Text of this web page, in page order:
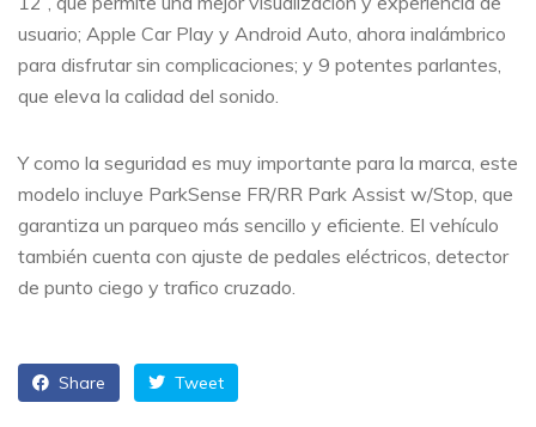
usuario; Apple Car Play y Android Auto, ahora inalámbrico
para disfrutar sin complicaciones; y 9 potentes parlantes,
que eleva la calidad del sonido.
Y como la seguridad es muy importante para la marca, este
modelo incluye ParkSense FR/RR Park Assist w/Stop, que
garantiza un parqueo más sencillo y eficiente. El vehículo
también cuenta con ajuste de pedales eléctricos, detector
de punto ciego y trafico cruzado.
Share Tweet